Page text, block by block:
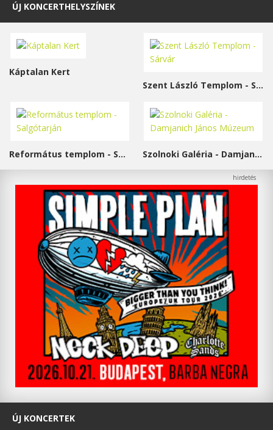
ÚJ KONCERTHELYSZÍNEK
Káptalan Kert
Szent László Templom - Sárvár
Református templom - Salgótarján Szolnoki Galéria - Damjanich János Múzeum
ÚJ KONCERTEK